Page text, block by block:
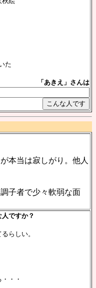
た
「あきえ」さんは
本当は寂しがり。他人
子者で少々軟弱な面
ですか？
らしい。
・・